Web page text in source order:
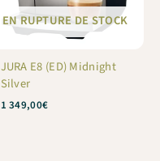
EN RUPTURE DE STOCK
JURA E8 (ED) Midnight
Silver
1 349,00€